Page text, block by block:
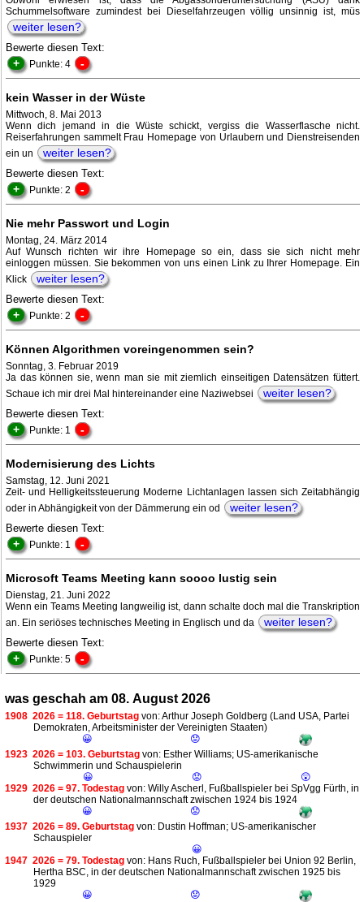
Schummelsoftware zumindest bei Dieselfahrzeugen völlig unsinnig ist, müs
weiter lesen?
Bewerte diesen Text:
+ Punkte: 4 -
kein Wasser in der Wüste
Mittwoch, 8. Mai 2013
Wenn dich jemand in die Wüste schickt, vergiss die Wasserflasche nicht.
Reiserfahrungen sammelt Frau Homepage von Urlaubern und Dienstreisenden
ein un
weiter lesen?
Bewerte diesen Text:
+ Punkte: 2 -
Nie mehr Passwort und Login
Montag, 24. März 2014
Auf Wunsch richten wir ihre Homepage so ein, dass sie sich nicht mehr
einloggen müssen. Sie bekommen von uns einen Link zu Ihrer Homepage. Ein
Klick
weiter lesen?
Bewerte diesen Text:
+ Punkte: 2 -
Können Algorithmen voreingenommen sein?
Sonntag, 3. Februar 2019
Ja das können sie, wenn man sie mit ziemlich einseitigen Datensätzen füttert.
Schaue ich mir drei Mal hintereinander eine Naziwebsei
weiter lesen?
Bewerte diesen Text:
+ Punkte: 1 -
Modernisierung des Lichts
Samstag, 12. Juni 2021
Zeit- und Helligkeitssteuerung Moderne Lichtanlagen lassen sich Zeitabhängig
oder in Abhängigkeit von der Dämmerung ein od
weiter lesen?
Bewerte diesen Text:
+ Punkte: 1 -
Microsoft Teams Meeting kann soooo lustig sein
Dienstag, 21. Juni 2022
Wenn ein Teams Meeting langweilig ist, dann schalte doch mal die Transkription
an. Ein seriöses technisches Meeting in Englisch und da
weiter lesen?
Bewerte diesen Text:
+ Punkte: 5 -
was geschah am 08. August 2026
1908 2026 = 118. Geburtstag von: Arthur Joseph Goldberg (Land USA, Partei
Demokraten, Arbeitsminister der Vereinigten Staaten)
😀
😟
1923 2026 = 103. Geburtstag von: Esther Williams; US-amerikanische
Schwimmerin und Schauspielerin
😀
😟
😲
1929 2026 = 97. Todestag von: Willy Ascherl, Fußballspieler bei SpVgg Fürth, in
der deutschen Nationalmannschaft zwischen 1924 bis 1924
😀
😟
1937 2026 = 89. Geburtstag von: Dustin Hoffman; US-amerikanischer
Schauspieler
😀
1947 2026 = 79. Todestag von: Hans Ruch, Fußballspieler bei Union 92 Berlin,
Hertha BSC, in der deutschen Nationalmannschaft zwischen 1925 bis
1929
😀
😟